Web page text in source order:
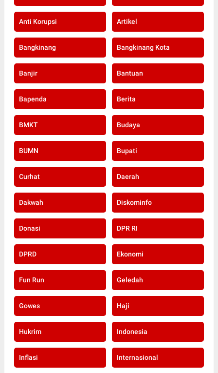
Anti Korupsi Artikel
Bangkinang Bangkinang Kota
Banjir Bantuan
Bapenda Berita
BMKT Budaya
BUMN Bupati
Curhat Daerah
Dakwah Diskominfo
Donasi DPR RI
DPRD Ekonomi
Fun Run Geledah
Gowes Haji
Hukrim Indonesia
Inflasi Internasional